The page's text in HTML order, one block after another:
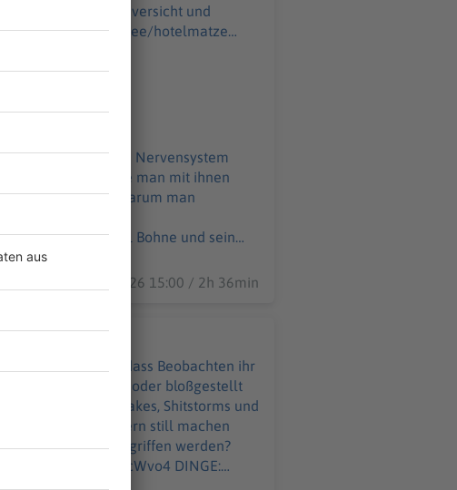
Leichtigkeit, Zuversicht und
App:
in/matzehielscher/ Mein Buch:
Prozess- und
sind – und wie man mit ihnen
und darüber, warum man
Beste des Tages App:
LinkedIn:
22.07.2026 15:00 / 2h 36min
zu sagen?
bis sie merkte, dass Beobachten ihr
bedroht, beleidigt oder bloßgestellt
verletzen, sondern still machen
wenn andere angegriffen werden?